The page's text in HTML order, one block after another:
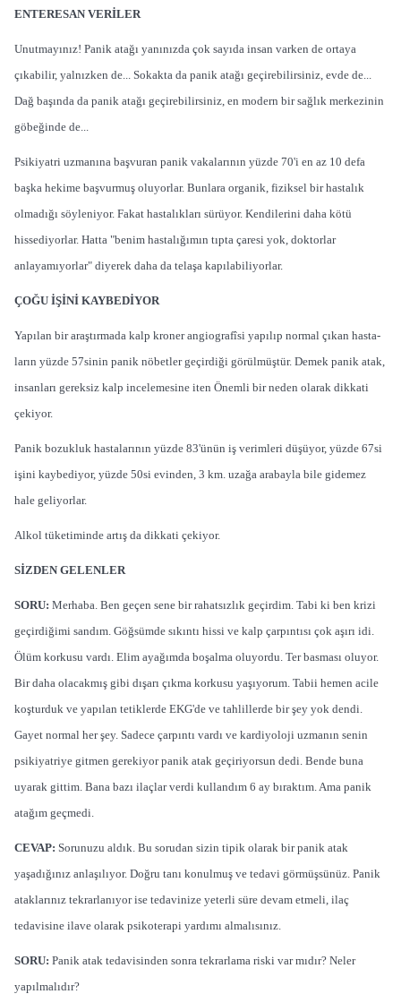
ENTERESAN VERİLER
Unutmayınız! Panik atağı yanınızda çok sayıda insan varken de ortaya
çıkabilir, yalnızken de... Sokakta da panik atağı geçirebilirsiniz, evde de...
Dağ başında da panik atağı geçirebilirsiniz, en modern bir sağlık merkezinin
göbeğinde de...
Psikiyatri uzmanına başvuran panik vakalarının yüzde 70'i en az 10 defa
başka hekime başvurmuş oluyorlar. Bunlara organik, fiziksel bir hastalık
olmadığı söyleniyor. Fakat hastalıkları sürüyor. Kendilerini daha kötü
hissediyorlar. Hatta "benim hastalığımın tıpta çaresi yok, doktorlar
anlayamıyorlar" diyerek daha da telaşa kapılabiliyorlar.
ÇOĞU İŞİNİ KAYBEDİYOR
Yapılan bir araştırmada kalp kroner angiografîsi yapılıp normal çıkan hasta­
ların yüzde 57sinin panik nöbetler geçir­diği görülmüştür. Demek panik atak,
in­sanları gereksiz kalp incelemesine iten Önemli bir neden olarak dikkati
çekiyor.
Panik bozukluk hastalarının yüzde 83'ünün iş verimleri düşüyor, yüzde 67si
işini kaybediyor, yüzde 50si evinden, 3 km. uzağa arabayla bile gidemez
hale geliyorlar.
Alkol tüketiminde artış da dikkati çekiyor.
SİZDEN GELENLER
SORU: Merhaba. Ben geçen sene bir rahatsızlık geçirdim. Tabi ki ben krizi
geçirdiğimi sandım. Göğsümde sıkıntı hissi ve kalp çarpıntısı çok aşırı idi.
Ölüm korkusu vardı. Elim ayağımda boşalma olu­yordu. Ter basması oluyor.
Bir daha olacakmış gibi dı­şarı çıkma korkusu yaşıyorum. Tabii hemen acile
koş­turduk ve yapılan tetiklerde EKG'de ve tahlillerde bir şey yok dendi.
Gayet normal her şey. Sadece çarpıntı vardı ve kardiyoloji uzmanın senin
psikiyatriye gitmen gerekiyor panik atak geçiriyorsun dedi. Bende buna
uyarak gittim. Bana bazı ilaçlar verdi kullandım 6 ay bıraktım. Ama panik
atağım geçmedi.
CEVAP: Sorunuzu aldık. Bu sorudan sizin tipik olarak bir panik atak
yaşadığınız anlaşılıyor. Doğru tanı konulmuş ve tedavi görmüşsünüz. Panik
ataklarınız tekrarlanıyor ise tedavinize yeterli süre devam etmeli, ilaç
tedavisine ilave olarak psikoterapi yardımı alma­lısınız.
SORU: Panik atak tedavisinden sonra tekrarlama riski var mıdır? Neler
yapılmalıdır?